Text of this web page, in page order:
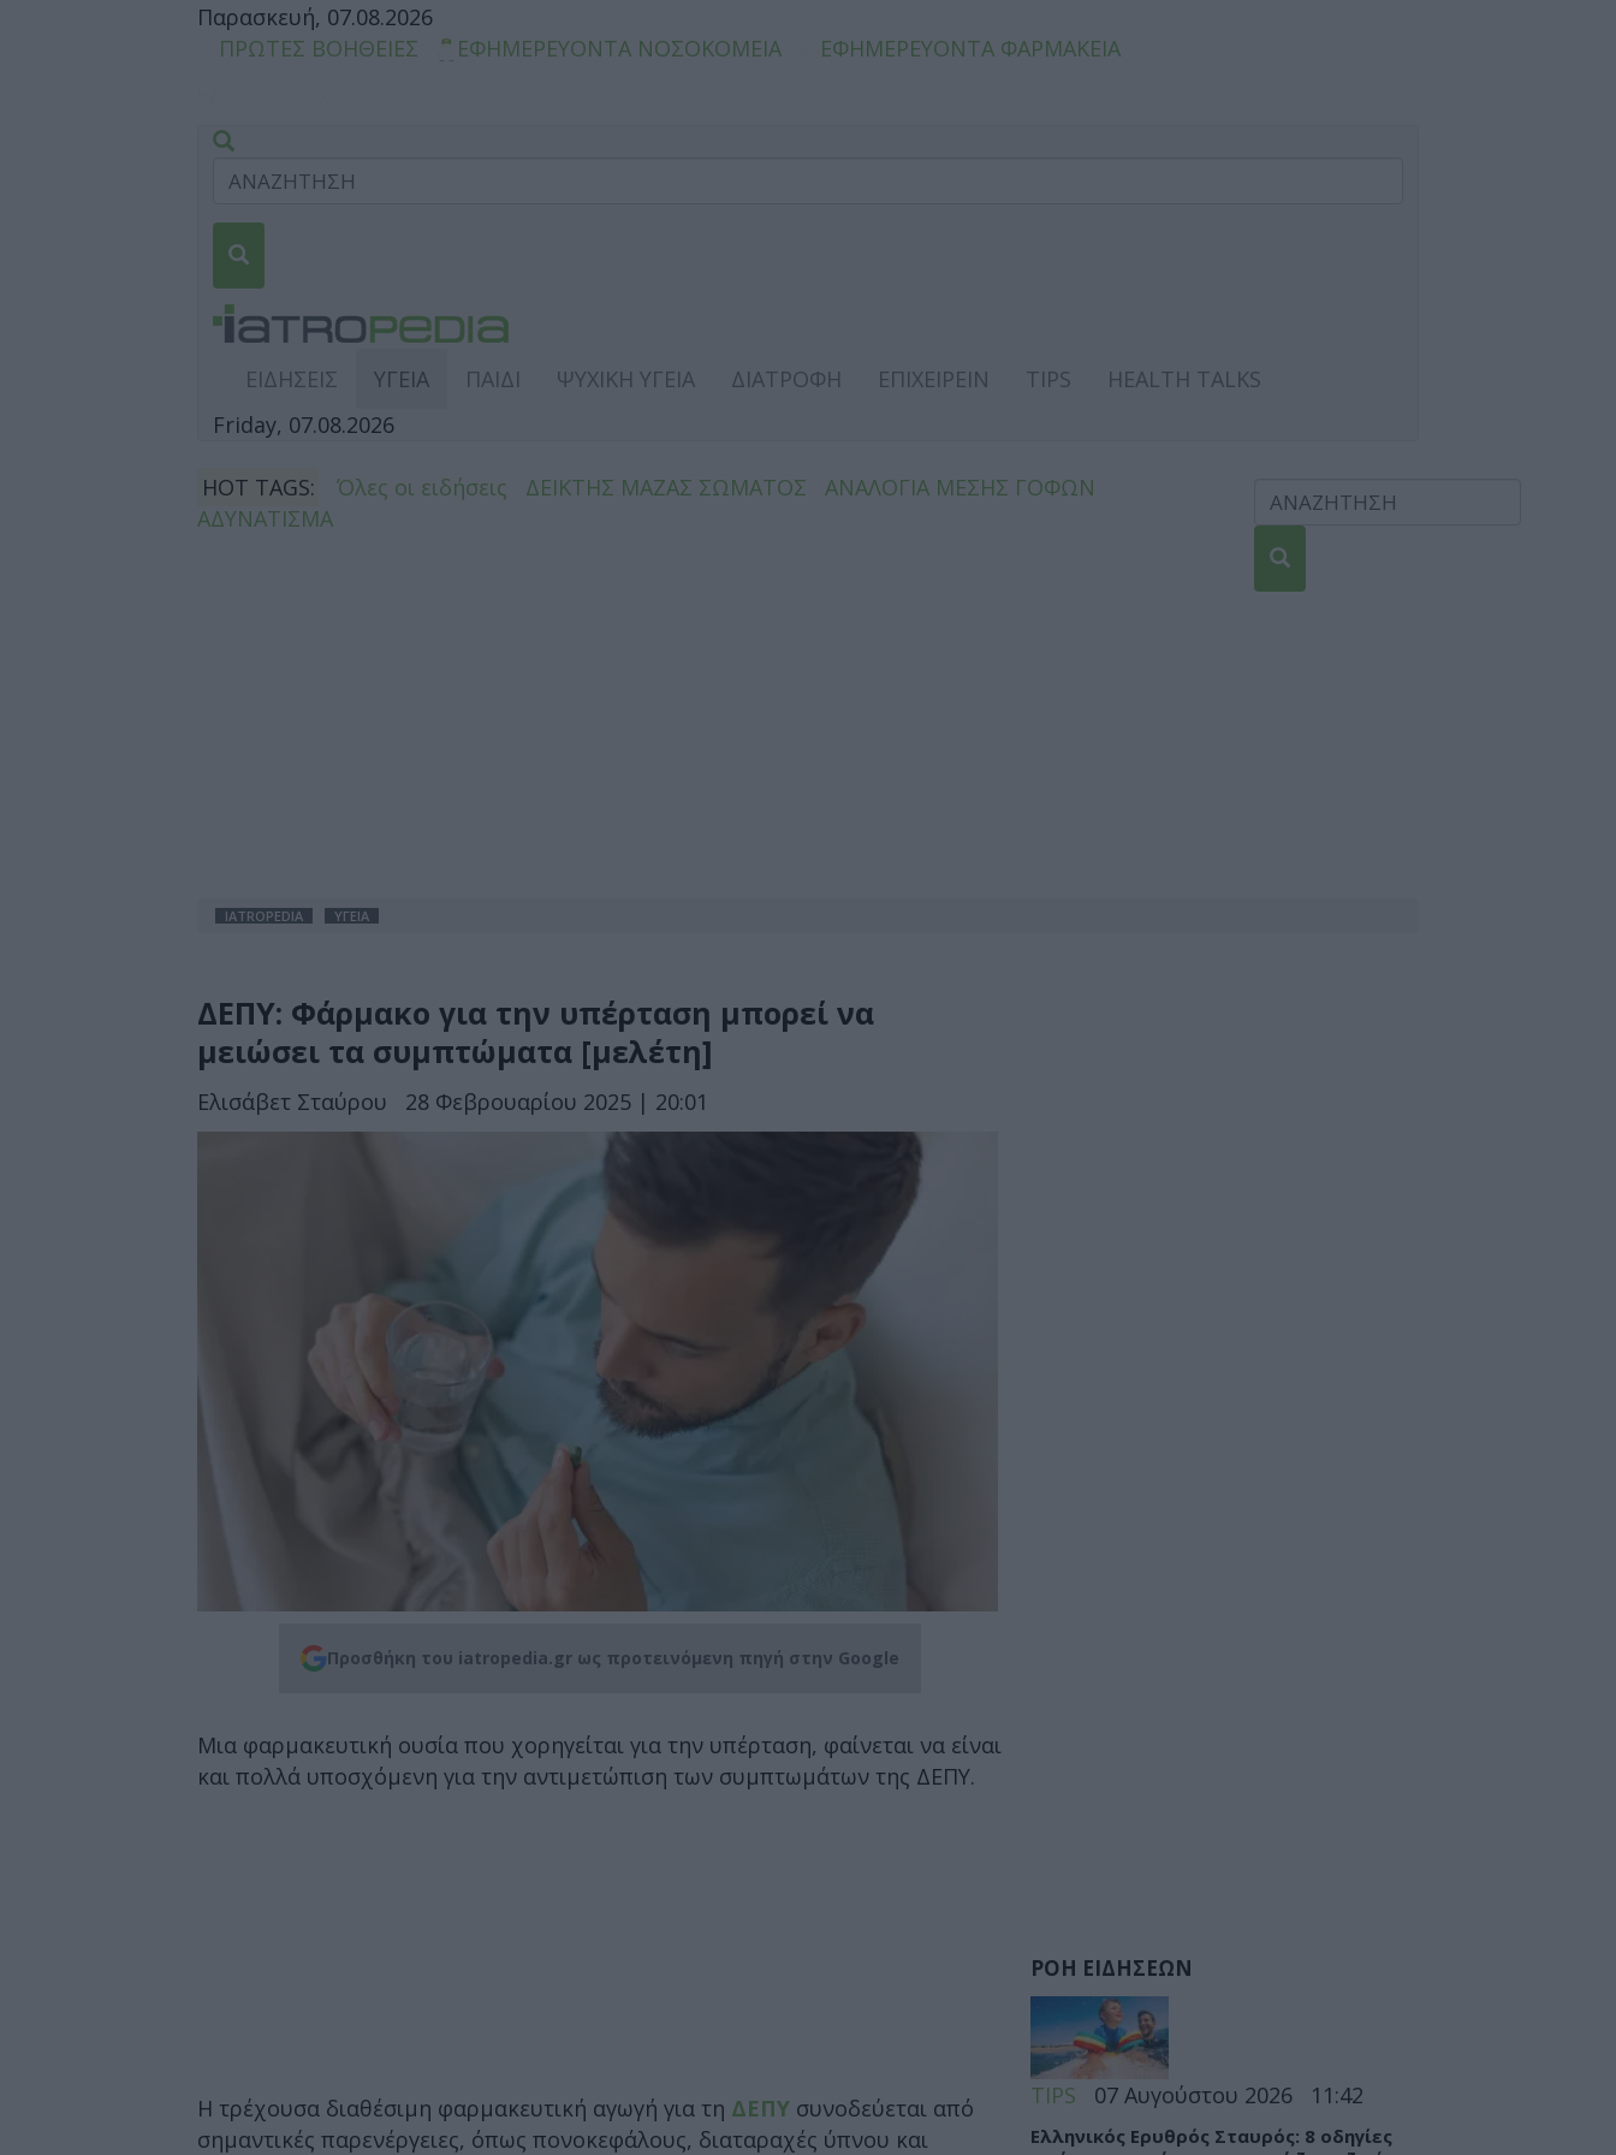
Παρασκευή, 07.08.2026
ΠΡΩΤΕΣ ΒΟΗΘΕΙΕΣ
ΕΦΗΜΕΡΕΥΟΝΤΑ ΝΟΣΟΚΟΜΕΙΑ ΕΦΗΜΕΡΕΥΟΝΤΑ ΦΑΡΜΑΚΕΙΑ
ΕΙΔΗΣΕΙΣ ΥΓΕΙΑ ΠΑΙΔΙ ΨΥΧΙΚΗ ΥΓΕΙΑ ΔΙΑΤΡΟΦΗ ΕΠΙΧΕΙΡΕΙΝ TIPS
HEALTH TALKS
Friday, 07.08.2026
HOT TAGS: Όλες οι ειδήσεις ΔΕΙΚΤΗΣ ΜΑΖΑΣ ΣΩΜΑΤΟΣ
ΑΝΑΛΟΓΙΑ ΜΕΣΗΣ ΓΟΦΩΝ
ΑΔΥΝΑΤΙΣΜΑ
IATROPEDIA ΥΓΕΙΑ
ΔΕΠΥ: Φάρμακο για την υπέρταση μπορεί να
μειώσει τα συμπτώματα [μελέτη]
Ελισάβετ Σταύρου 28 Φεβρουαρίου 2025 | 20:01
Προσθήκη του iatropedia.gr ως προτεινόμενη πηγή στην Google
Μια φαρμακευτική ουσία που χορηγείται για την υπέρταση, φαίνεται να είναι
και πολλά υποσχόμενη για την αντιμετώπιση των συμπτωμάτων της ΔΕΠΥ.
Η τρέχουσα διαθέσιμη φαρμακευτική αγωγή για τη ΔΕΠΥ συνοδεύεται από
σημαντικές παρενέργειες, όπως πονοκεφάλους, διαταραχές ύπνου και
ΡΟΗ ΕΙΔΗΣΕΩΝ
TIPS 07 Αυγούστου 2026 11:42
Ελληνικός Ερυθρός Σταυρός: 8 οδηγίες